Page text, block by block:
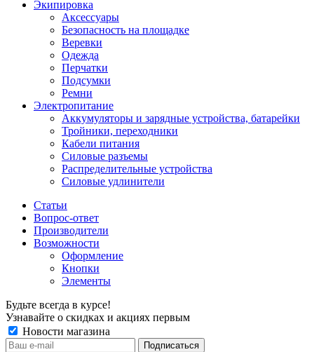
Экипировка
Аксессуары
Безопасность на площадке
Веревки
Одежда
Перчатки
Подсумки
Ремни
Электропитание
Аккумуляторы и зарядные устройства, батарейки
Тройники, переходники
Кабели питания
Силовые разъемы
Распределительные устройства
Силовые удлинители
Статьи
Вопрос-ответ
Производители
Возможности
Оформление
Кнопки
Элементы
Будьте всегда в курсе!
Узнавайте о скидках и акциях первым
Новости магазина